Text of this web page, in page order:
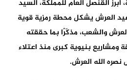
القنصل العام للمملكة، السيد
العرش يشكل محطة رمزية قوية
والشعب، مذكّرًا بما حققته
ومشاريع بنيوية كبرى منذ اعتلاء
الله العرش.